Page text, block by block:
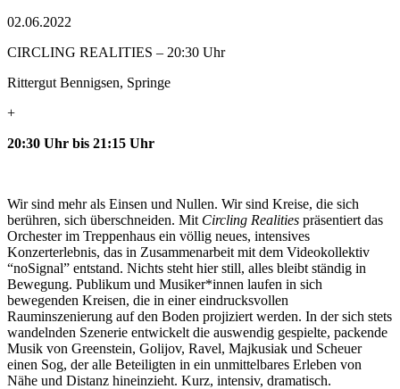
02.06.2022
CIRCLING REALITIES – 20:30 Uhr
Rittergut Bennigsen, Springe
+
20:30 Uhr bis 21:15 Uhr
Wir sind mehr als Einsen und Nullen. Wir sind Kreise, die sich
berühren, sich überschneiden. Mit Circling Realities präsentiert das
Orchester im Treppenhaus ein völlig neues, intensives
Konzerterlebnis, das in Zusammenarbeit mit dem Videokollektiv
“noSignal” entstand. Nichts steht hier still, alles bleibt ständig in
Bewegung. Publikum und Musiker*innen laufen in sich
bewegenden Kreisen, die in einer eindrucksvollen
Rauminszenierung auf den Boden projiziert werden. In der sich stets
wandelnden Szenerie entwickelt die auswendig gespielte, packende
Musik von Greenstein, Golijov, Ravel, Majkusiak und Scheuer
einen Sog, der alle Beteiligten in ein unmittelbares Erleben von
Nähe und Distanz hineinzieht. Kurz, intensiv, dramatisch.